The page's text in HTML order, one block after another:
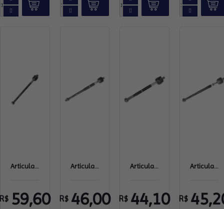
Articula...
59,60
Articula...
R$ 46,00
Articula...
R$ 44,10
Articula...
R$